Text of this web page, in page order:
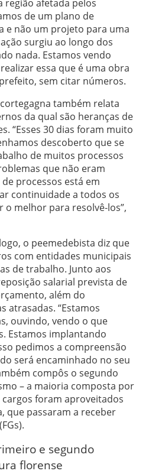
região afetada pelos
de um plano de
e não um projeto para uma
surgiu ao longo dos
nada. Estamos vendo
essa que é uma obra
sem citar números.
também relata
da qual são heranças de
“Esses 30 dias foram muito
descoberto que se
de muitos processos
que não eram
processos está em
continuidade a todos os
o melhor para resolvê-los”,
o peemedebista diz que
com entidades municipais
de trabalho. Junto aos
salarial prevista de
além do
atrasadas. “Estamos
ouvindo, vendo o que
Estamos implantando
pedimos a compreensão
será encaminhado no seu
compôs o segundo
– a maioria composta por
foram aproveitados
que passaram a receber
e segundo
florense